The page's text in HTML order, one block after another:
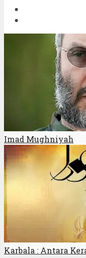
Imad Mughniyah
Karbala : Antara